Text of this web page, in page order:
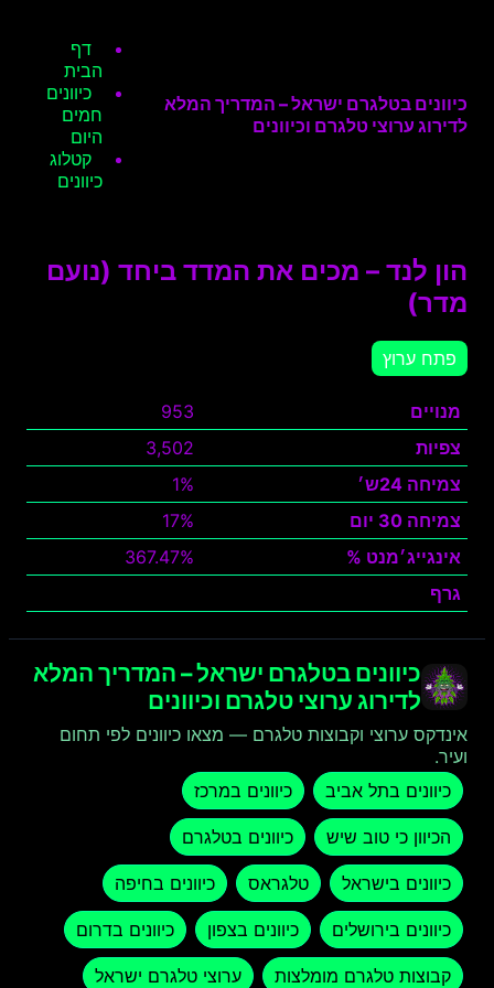
כיוונים בטלגרם ישראל – המדריך המלא
לדירוג ערוצי טלגרם וכיוונים
דף
הבית
כיוונים
חמים
היום
קטלוג
כיוונים
הון לנד – מכים את המדד ביחד (נועם
מדר)
פתח ערוץ
מנויים
953
צפיות
3,502
צמיחה 24ש׳
1%
צמיחה 30 יום
17%
אינגייג׳מנט %
367.47%
גרף
כיוונים בטלגרם ישראל – המדריך המלא
לדירוג ערוצי טלגרם וכיוונים
אינדקס ערוצי וקבוצות טלגרם — מצאו כיוונים לפי תחום
ועיר.
כיוונים בתל אביב
כיוונים במרכז
הכיוון כי טוב שיש כיוונים בטלגרם
כיוונים בישראל טלגראס כיוונים בחיפה
כיוונים בירושלים כיוונים בצפון כיוונים בדרום
קבוצות טלגרם מומלצות ערוצי טלגרם ישראל